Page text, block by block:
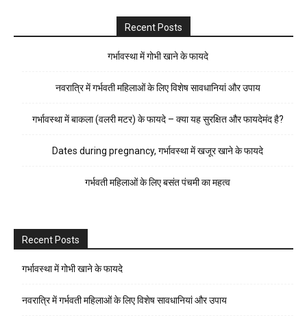
Recent Posts
गर्भावस्था में गोभी खाने के फायदे
नवरात्रि में गर्भवती महिलाओं के लिए विशेष सावधानियां और उपाय
गर्भावस्था में बाकला (वलरी मटर) के फायदे – क्या यह सुरक्षित और फायदेमंद है?
Dates during pregnancy, गर्भावस्था में खजूर खाने के फायदे
गर्भवती महिलाओं के लिए बसंत पंचमी का महत्व
Recent Posts
गर्भावस्था में गोभी खाने के फायदे
नवरात्रि में गर्भवती महिलाओं के लिए विशेष सावधानियां और उपाय